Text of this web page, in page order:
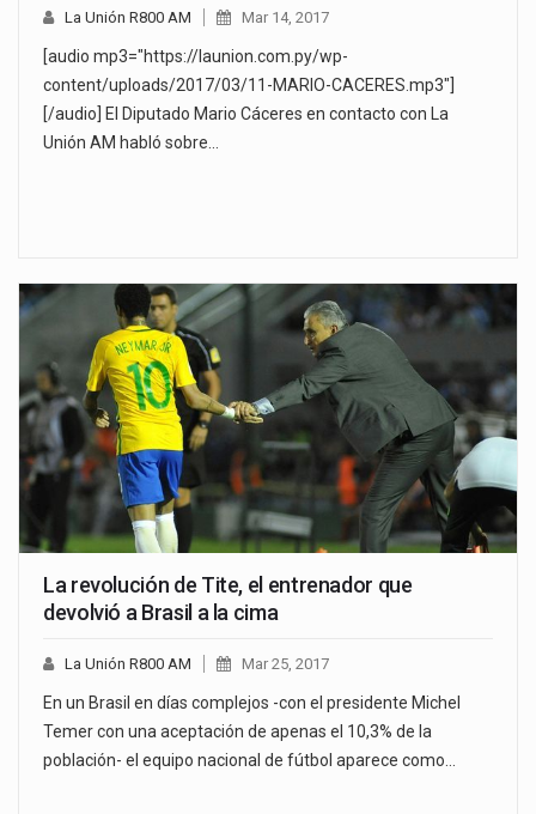
La Unión R800 AM Mar 14, 2017
[audio mp3="https://launion.com.py/wp-
content/uploads/2017/03/11-MARIO-CACERES.mp3"]
[/audio] El Diputado Mario Cáceres en contacto con La
Unión AM habló sobre…
La revolución de Tite, el entrenador que
devolvió a Brasil a la cima
La Unión R800 AM Mar 25, 2017
En un Brasil en días complejos -con el presidente Michel
Temer con una aceptación de apenas el 10,3% de la
población- el equipo nacional de fútbol aparece como…